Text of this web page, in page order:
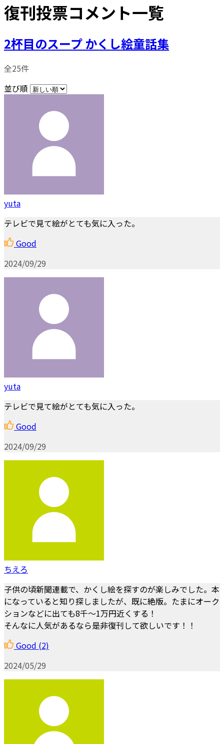
復刊投票コメント一覧
2杯目のスープ かくし絵童話集
全25件
並び順
yuta
テレビで見て絵がとても気に入った。
Good
2024/09/29
yuta
テレビで見て絵がとても気に入った。
Good
2024/09/29
ちえろ
子供の頃新聞連載で、かくし絵を探すのが楽しみでした。本
になっていると知り探しましたが、既に絶版。たまにオーク
ションなどに出ても8千～1万円近くする！
そんなに人気があるなら是非復刊して欲しいです！！
Good (2)
2024/05/29